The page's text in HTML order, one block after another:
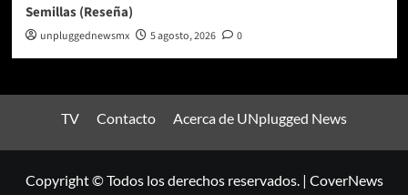
Semillas (Reseña)
unpluggednewsmx 5 agosto, 2026 0
TV Contacto Acerca de UNplugged News
Copyright © Todos los derechos reservados. | CoverNews